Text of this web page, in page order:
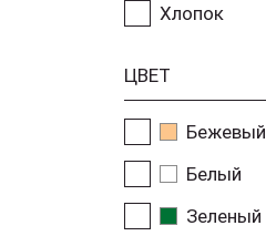
Хлопок
ЦВЕТ
Бежевый
Белый
Зеленый